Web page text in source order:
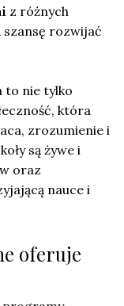
z różnych
szansę rozwijać
to nie tylko
która
zrozumienie i
są żywe i
oraz
nauce i
oferuje